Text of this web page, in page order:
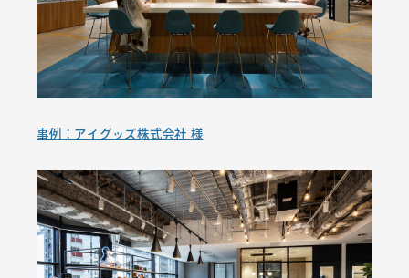
事例：アイグッズ株式会社 様